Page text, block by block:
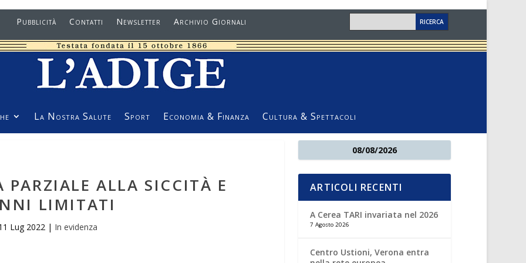
Pubblicità Contatti Newsletter Archivio Giornali
La Nostra Salute Sport Economia & Finanza Cultura & Spettacoli
PARZIALE ALLA SICCITÀ E
LIMITATI
Lug 2022 | In evidenza
08/08/2026
ARTICOLI RECENTI
A Cerea TARI invariata nel 2026
7 Agosto 2026
Centro Ustioni, Verona entra